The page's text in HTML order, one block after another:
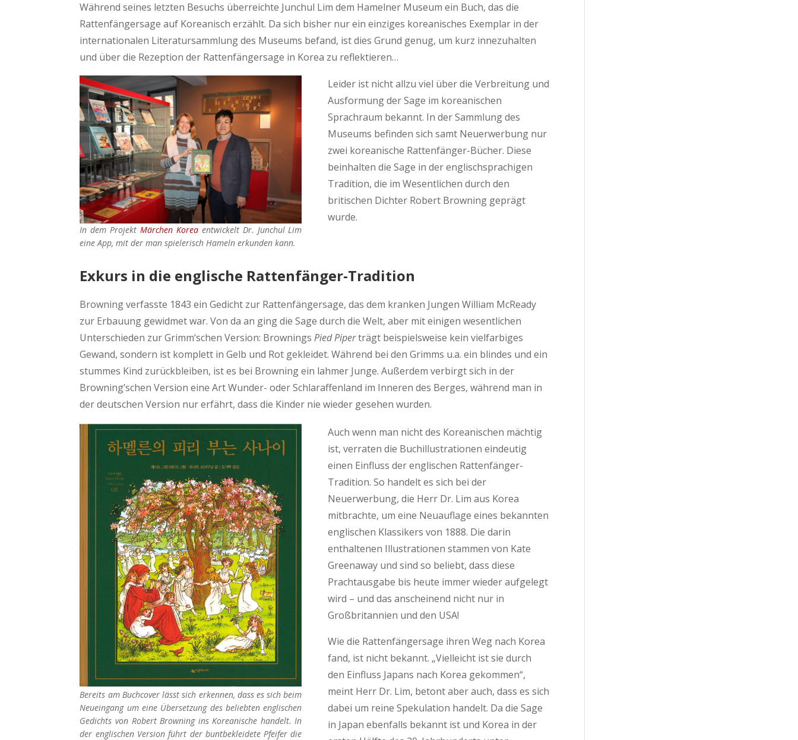
Während seines letzten Besuchs überreichte Junchul Lim dem Hamelner Museum ein Buch, das die
Rattenfängersage auf Koreanisch erzählt. Da sich bisher nur ein einziges koreanisches Exemplar in der
internationalen Literatursammlung des Museums befand, ist dies Grund genug, um kurz innezuhalten
und über die Rezeption der Rattenfängersage in Korea zu reflektieren…
In dem ProjektMärchen Koreaentwickelt Dr. Junchul Lim
eine App, mit der man spielerisch Hameln erkunden kann.
Leider ist nicht allzu viel über die Verbreitung und
Ausformung der Sage im koreanischen
Sprachraum bekannt. In der Sammlung des
Museums befinden sich samt Neuerwerbung nur
zwei koreanische Rattenfänger-Bücher. Diese
beinhalten die Sage in der englischsprachigen
Tradition, die im Wesentlichen durch den
britischen Dichter Robert Browning geprägt
wurde.
Exkurs in die englische Rattenfänger-Tradition
Browning verfasste 1843 ein Gedicht zur Rattenfängersage, das dem kranken Jungen William McReady
zur Erbauung gewidmet war. Von da an ging die Sage durch die Welt, aber mit einigen wesentlichen
Unterschieden zur Grimm‘schen Version: BrowningsPied Piperträgt beispielsweise kein vielfarbiges
Gewand, sondern ist komplett in Gelb und Rot gekleidet. Während bei den Grimms u.a. ein blindes und ein
stummes Kind zurückbleiben, ist es bei Browning ein lahmer Junge. Außerdem verbirgt sich in der
Browning’schen Version eine Art Wunder- oder Schlaraffenland im Inneren des Berges, während man in
der deutschen Version nur erfährt, dass die Kinder nie wieder gesehen wurden.
Bereits am Buchcover lässt sich erkennen, dass es sich beim
Neueingang um eine Übersetzung des beliebten englischen
Gedichts von Robert Browning ins Koreanische handelt. In
der englischen Version führt der buntbekleidete Pfeifer die
Auch wenn man nicht des Koreanischen mächtig
ist, verraten die Buchillustrationen eindeutig
einen Einfluss der englischen Rattenfänger-
Tradition. So handelt es sich bei der
Neuerwerbung, die Herr Dr. Lim aus Korea
mitbrachte, um eine Neuauflage eines bekannten
englischen Klassikers von 1888. Die darin
enthaltenen Illustrationen stammen von Kate
Greenaway und sind so beliebt, dass diese
Prachtausgabe bis heute immer wieder aufgelegt
wird – und das anscheinend nicht nur in
Großbritannien und den USA!
Wie die Rattenfängersage ihren Weg nach Korea
fand, ist nicht bekannt. „Vielleicht ist sie durch
den Einfluss Japans nach Korea gekommen“,
meint Herr Dr. Lim, betont aber auch, dass es sich
dabei um reine Spekulation handelt. Da die Sage
in Japan ebenfalls bekannt ist und Korea in der